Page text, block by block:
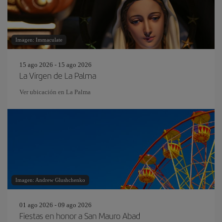
Imagen: Immaculate
15 ago 2026 - 15 ago 2026
La Virgen de La Palma
Ver ubicación en La Palma
Imagen: Andrew Glushchenko
01 ago 2026 - 09 ago 2026
Fiestas en honor a San Mauro Abad